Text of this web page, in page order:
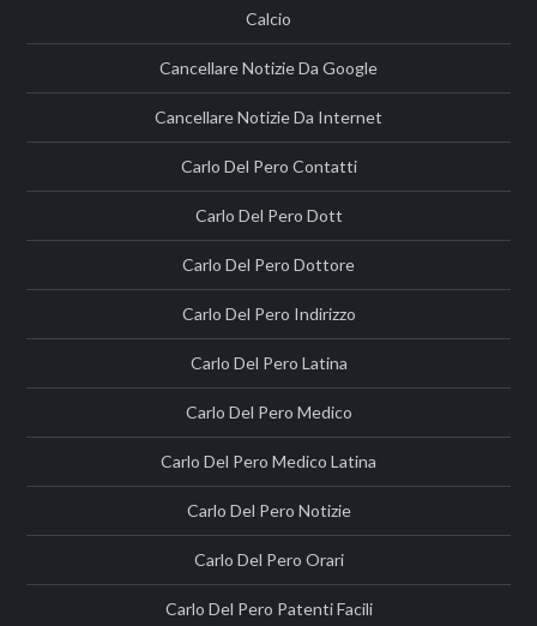
Calcio
Cancellare Notizie Da Google
Cancellare Notizie Da Internet
Carlo Del Pero Contatti
Carlo Del Pero Dott
Carlo Del Pero Dottore
Carlo Del Pero Indirizzo
Carlo Del Pero Latina
Carlo Del Pero Medico
Carlo Del Pero Medico Latina
Carlo Del Pero Notizie
Carlo Del Pero Orari
Carlo Del Pero Patenti Facili